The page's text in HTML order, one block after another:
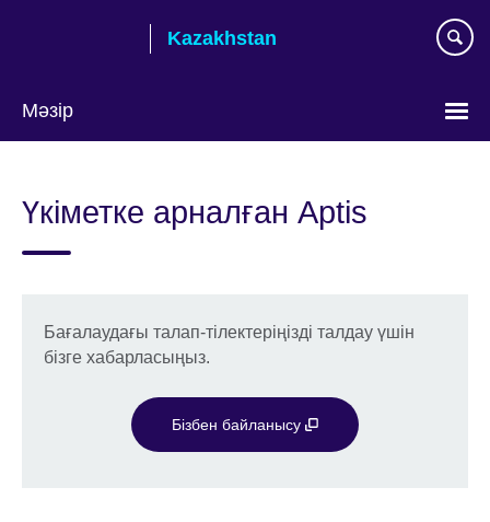
Kazakhstan
Мәзір
Үкіметке арналған Aptis
Бағалаудағы талап-тілектеріңізді талдау үшін
бізге хабарласыңыз.
Бізбен байланысу